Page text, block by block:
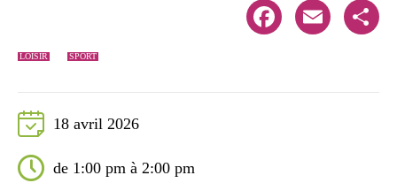
LOISIR SPORT
Facebook Email Share
18 avril 2026
de 1:00 pm à 2:00 pm